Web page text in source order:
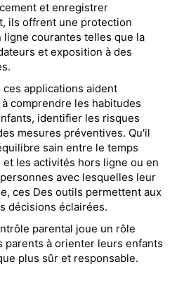
et enregistrer
ils offrent une protection
ligne courantes telles que la
et exposition à des
applications aident
comprendre les habitudes
identifier les risques
mesures préventives. Qu'il
sain entre le temps
et les activités hors ligne ou en
avec lesquelles leur
ces Des outils permettent aux
décisions éclairées.
parental joue un rôle
parents à orienter leurs enfants
plus sûr et responsable.